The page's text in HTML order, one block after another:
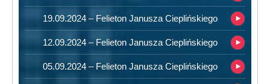
19.09.2024 – Felieton Janusza Cieplińskiego
12.09.2024 – Felieton Janusza Cieplińskiego
05.09.2024 – Felieton Janusza Cieplińskiego